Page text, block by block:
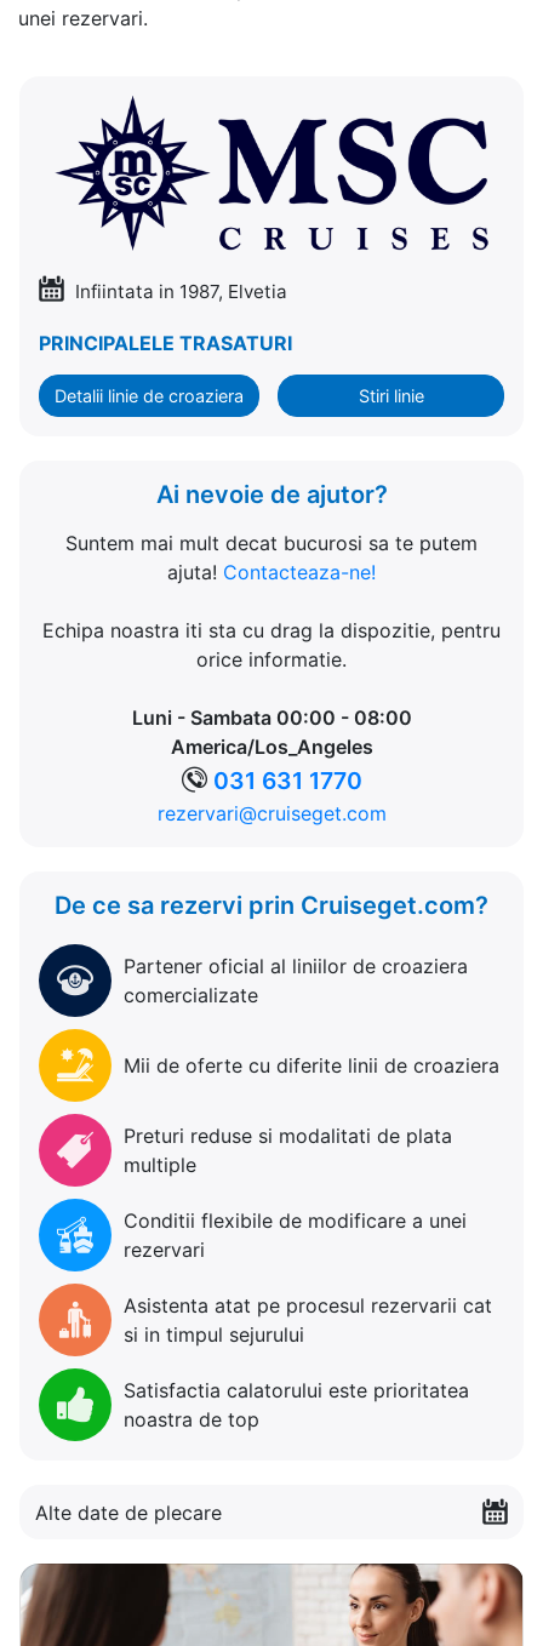
unei rezervari.
Infiintata in 1987, Elvetia
PRINCIPALELE TRASATURI
Detalii linie de croaziera Stiri linie
Ai nevoie de ajutor?
Suntem mai mult decat bucurosi sa te putem
ajuta! Contacteaza-ne!
Echipa noastra iti sta cu drag la dispozitie, pentru
orice informatie.
Luni - Sambata 00:00 - 08:00
America/Los_Angeles
031 631 1770
rezervari@cruiseget.com
De ce sa rezervi prin Cruiseget.com?
Partener oficial al liniilor de croaziera
comercializate
Mii de oferte cu diferite linii de croaziera
Preturi reduse si modalitati de plata
multiple
Conditii flexibile de modificare a unei
rezervari
Asistenta atat pe procesul rezervarii cat
si in timpul sejurului
Satisfactia calatorului este prioritatea
noastra de top
Alte date de plecare